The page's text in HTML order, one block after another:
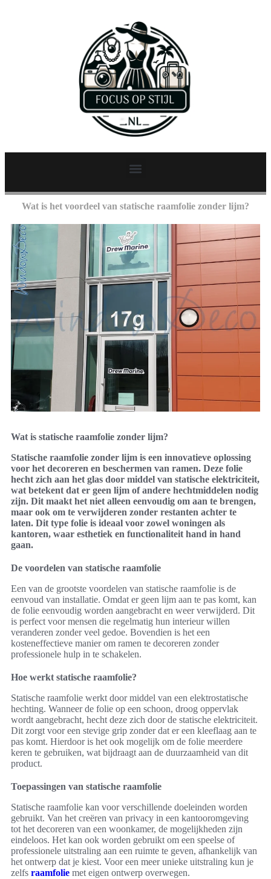
Wat is het voordeel van statische raamfolie zonder lijm?
Wat is statische raamfolie zonder lijm?
Statische raamfolie zonder lijm is een innovatieve oplossing
voor het decoreren en beschermen van ramen. Deze folie
hecht zich aan het glas door middel van statische elektriciteit,
wat betekent dat er geen lijm of andere hechtmiddelen nodig
zijn. Dit maakt het niet alleen eenvoudig om aan te brengen,
maar ook om te verwijderen zonder restanten achter te
laten. Dit type folie is ideaal voor zowel woningen als
kantoren, waar esthetiek en functionaliteit hand in hand
gaan.
De voordelen van statische raamfolie
Een van de grootste voordelen van statische raamfolie is de
eenvoud van installatie. Omdat er geen lijm aan te pas komt, kan
de folie eenvoudig worden aangebracht en weer verwijderd. Dit
is perfect voor mensen die regelmatig hun interieur willen
veranderen zonder veel gedoe. Bovendien is het een
kosteneffectieve manier om ramen te decoreren zonder
professionele hulp in te schakelen.
Hoe werkt statische raamfolie?
Statische raamfolie werkt door middel van een elektrostatische
hechting. Wanneer de folie op een schoon, droog oppervlak
wordt aangebracht, hecht deze zich door de statische elektriciteit.
Dit zorgt voor een stevige grip zonder dat er een kleeflaag aan te
pas komt. Hierdoor is het ook mogelijk om de folie meerdere
keren te gebruiken, wat bijdraagt aan de duurzaamheid van dit
product.
Toepassingen van statische raamfolie
Statische raamfolie kan voor verschillende doeleinden worden
gebruikt. Van het creëren van privacy in een kantooromgeving
tot het decoreren van een woonkamer, de mogelijkheden zijn
eindeloos. Het kan ook worden gebruikt om een speelse of
professionele uitstraling aan een ruimte te geven, afhankelijk van
het ontwerp dat je kiest. Voor een meer unieke uitstraling kun je
zelfs raamfolie met eigen ontwerp overwegen.